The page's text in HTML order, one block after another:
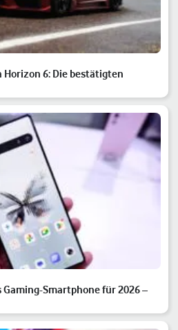
6: Die bestätigten
Gaming-Smartphone für 2026 –